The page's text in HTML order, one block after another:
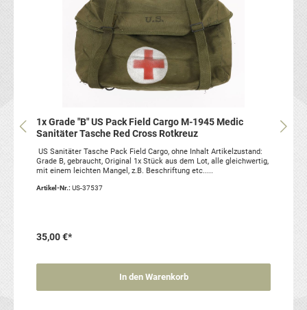
1x Grade "B" US Pack Field Cargo M-1945 Medic
Sanitäter Tasche Red Cross Rotkreuz
US Sanitäter Tasche Pack Field Cargo, ohne Inhalt Artikelzustand:
Grade B, gebraucht, Original 1x Stück aus dem Lot, alle gleichwertig,
mit einem leichten Mangel, z.B. Beschriftung etc.....
Artikel-Nr.: US-37537
35,00 €*
In den Warenkorb